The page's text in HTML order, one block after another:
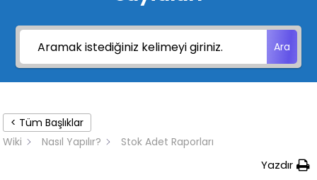
Ara
< Tüm Başlıklar
Wiki
Nasıl Yapılır? Stok Adet Raporları
Yazdır